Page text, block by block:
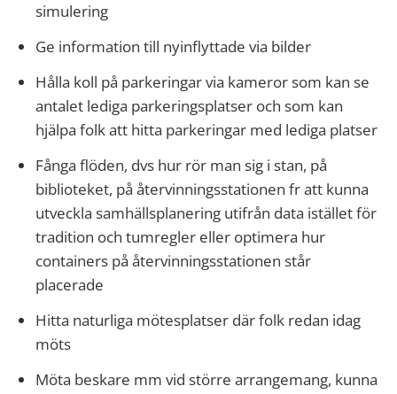
simulering
Ge information till nyinflyttade via bilder
Hålla koll på parkeringar via kameror som kan se
antalet lediga parkeringsplatser och som kan
hjälpa folk att hitta parkeringar med lediga platser
Fånga flöden, dvs hur rör man sig i stan, på
biblioteket, på återvinningsstationen fr att kunna
utveckla samhällsplanering utifrån data istället för
tradition och tumregler eller optimera hur
containers på återvinningsstationen står
placerade
Hitta naturliga mötesplatser där folk redan idag
möts
Möta beskare mm vid större arrangemang, kunna